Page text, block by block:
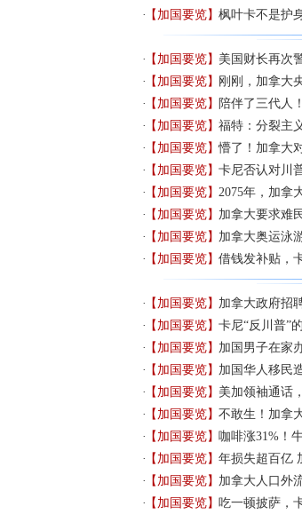
【加国要览】枫叶卡不是护
【加国要览】美国财长再次
【加国要览】 刚刚，加拿大
【加国要览】 陪伴了三代人
【加国要览】福特：分裂主
【加国要览】懵了！加拿大
【加国要览】卡尼否认对川
【加国要览】2075年，加拿
【加国要览】加拿大要求难
【加国要览】加拿大奥运泳
【加国要览】借钱发补贴，
【加国要览】加拿大政府招
【加国要览】卡尼“反川普”
【加国要览】加国男子在家
【加国要览】加国华人移民
【加国要览】美加领袖通话
【加国要览】不敢生！加拿
【加国要览】咖啡涨31%！
【加国要览】年损失超百亿
【加国要览】加拿大人口外
【加国要览】吃一顿披萨，